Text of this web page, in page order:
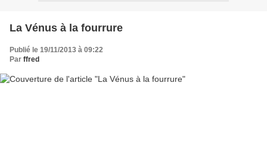
La Vénus à la fourrure
Publié le 19/11/2013 à 09:22
Par ffred